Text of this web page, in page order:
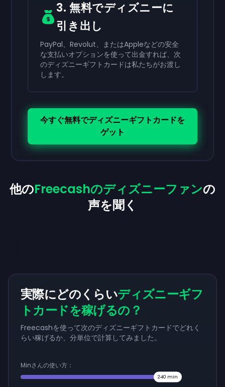
3. 無料でディズニーに
引き出し
PayPal、Revolut、またはAppleなどの安全
な支払いオプションを使って出金すれば、次
のディズニーギフトカードは私たちがお渡し
します。
今すぐ無料でディズニーギフトカードを
ゲット
他のFreecashのディズニーファンの
声を聞く
実際にどのくらいディズニーギフ
トカードを稼げるの？
Freecashを使って次のディズニーギフトカードでどれく
らい稼げるか、分単位で計算してみました。
Minさんの使い方：
240 min